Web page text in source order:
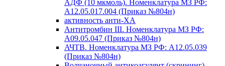
АДФ (10 мкмоль). Номенклатура МЗ РФ:
A12.05.017.004 (Приказ №804н)
активность анти-ХА
Антитромбин III. Номенклатура МЗ РФ:
A09.05.047 (Приказ №804н)
АЧТВ. Номенклатура МЗ РФ: A12.05.039
(Приказ №804н)